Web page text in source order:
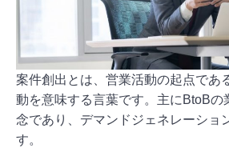
案件創出とは、営業活動の起点であ
動を意味する言葉です。主にBtoBの
念であり、デマンドジェネレーショ
す。